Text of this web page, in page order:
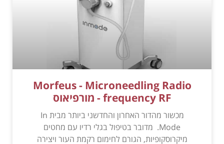
Morfeus - Microneedling Radio
frequency RF - מורפיאוס
מכשור מהדור האחרון והחדשני ביותר מבית In
Mode. מדובר בטיפול בגלי רדיו עם מחטים
מיקרוסקופיות, הגורם לחימום רקמת העור ויצירה